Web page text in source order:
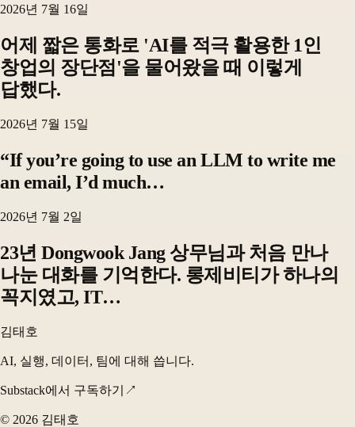
2026년 7월 16일
어제 짧은 통화로 'AI를 적극 활용한 1인
창업의 장단점'을 물어왔을 때 이렇게
답했다.
2026년 7월 15일
“If you’re going to use an LLM to write me
an email, I’d much…
2026년 7월 2일
23년 Dongwook Jang 상무님과 처음 만나
나눈 대화를 기억한다. 롱제비티가 하나의
꼭지였고, IT…
김태호
AI, 실행, 데이터, 팀에 대해 씁니다.
Substack에서 구독하기 ↗
© 2026 김태호